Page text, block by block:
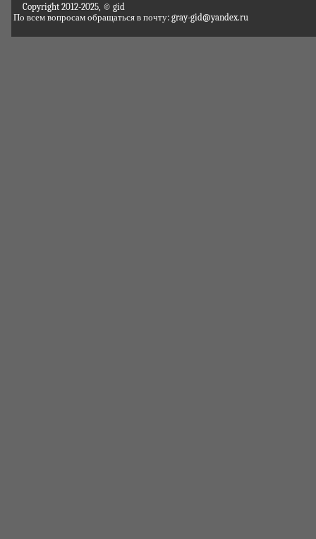
Copyright 2012-2025, © gid
По всем вопросам обращаться в почту: gray-gid@yandex.ru